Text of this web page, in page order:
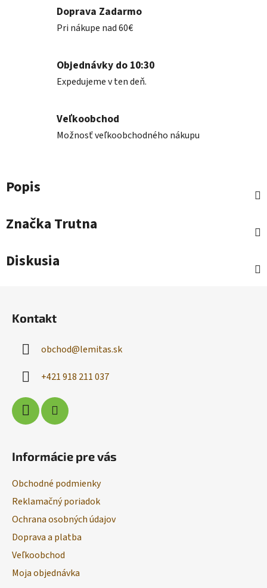
Doprava Zadarmo
Pri nákupe nad 60€
Objednávky do 10:30
Expedujeme v ten deň.
Veľkoobchod
Možnosť veľkoobchodného nákupu
Popis
Značka Trutna
Diskusia
Kontakt
obchod@lemitas.sk
+421 918 211 037
Informácie pre vás
Obchodné podmienky
Reklamačný poriadok
Ochrana osobných údajov
Doprava a platba
Veľkoobchod
Moja objednávka